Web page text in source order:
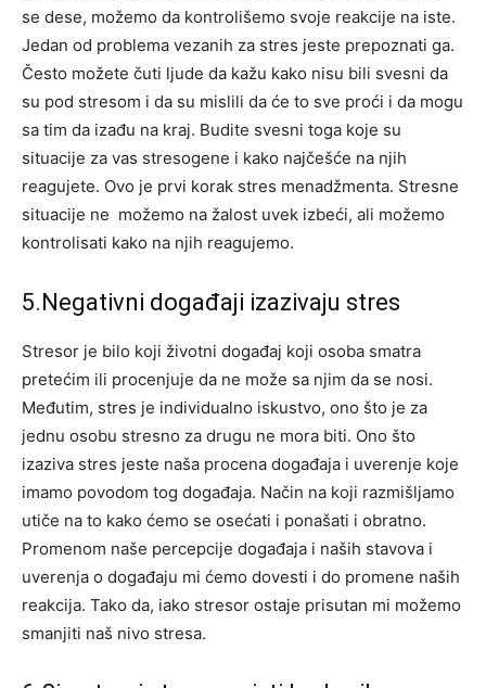
se dese, možemo da kontrolišemo svoje reakcije na iste.
Jedan od problema vezanih za stres jeste prepoznati ga.
Često možete čuti ljude da kažu kako nisu bili svesni da
su pod stresom i da su mislili da će to sve proći i da mogu
sa tim da izađu na kraj. Budite svesni toga koje su
situacije za vas stresogene i kako najčešće na njih
reagujete. Ovo je prvi korak stres menadžmenta. Stresne
situacije ne možemo na žalost uvek izbeći, ali možemo
kontrolisati kako na njih reagujemo.
5.Negativni događaji izazivaju stres
Stresor je bilo koji životni događaj koji osoba smatra
pretećim ili procenjuje da ne može sa njim da se nosi.
Međutim, stres je individualno iskustvo, ono što je za
jednu osobu stresno za drugu ne mora biti. Ono što
izaziva stres jeste naša procena događaja i uverenje koje
imamo povodom tog događaja. Način na koji razmišljamo
utiče na to kako ćemo se osećati i ponašati i obratno.
Promenom naše percepcije događaja i naših stavova i
uverenja o događaju mi ćemo dovesti i do promene naših
reakcija. Tako da, iako stresor ostaje prisutan mi možemo
smanjiti naš nivo stresa.